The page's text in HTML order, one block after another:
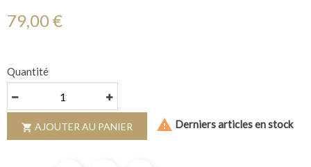
79,00 €
Quantité
 AJOUTER AU PANIER  Derniers articles en stock